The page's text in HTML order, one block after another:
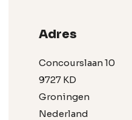
Adres
Concourslaan 10
9727 KD
Groningen
Nederland